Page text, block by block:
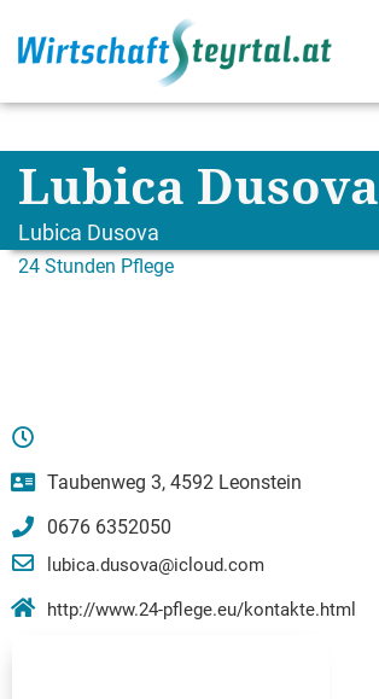
Lubica
Lubica Dusova
24 Stunden Pflege
Taubenweg 3, 4592 Leonstein
0676 6352050
lubica.dusova@icloud.com
http://www.24-pflege.eu/kontakte.html